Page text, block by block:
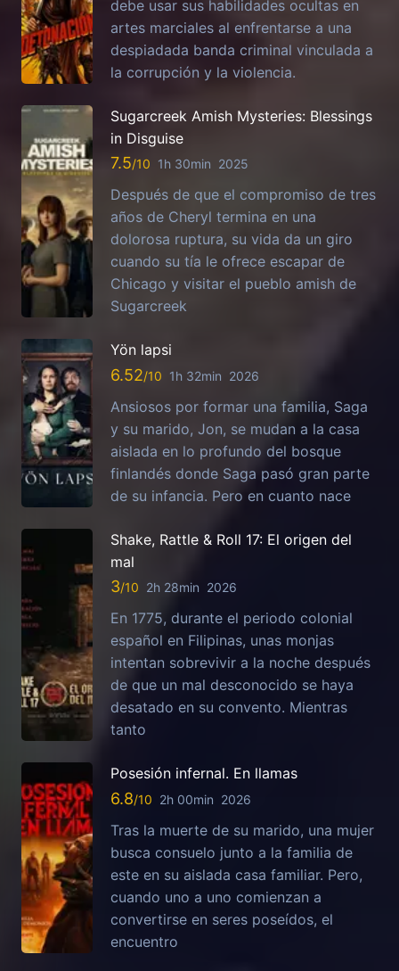
debe usar sus habilidades ocultas en
artes marciales al enfrentarse a una
despiadada banda criminal vinculada a
la corrupción y la violencia.
Sugarcreek Amish Mysteries: Blessings
in Disguise
7.5 1h 30min 2025
Después de que el compromiso de tres
años de Cheryl termina en una
dolorosa ruptura, su vida da un giro
cuando su tía le ofrece escapar de
Chicago y visitar el pueblo amish de
Sugarcreek
Yön lapsi
6.52 1h 32min 2026
Ansiosos por formar una familia, Saga
y su marido, Jon, se mudan a la casa
aislada en lo profundo del bosque
finlandés donde Saga pasó gran parte
de su infancia. Pero en cuanto nace
Shake, Rattle & Roll 17: El origen del
mal
3 2h 28min 2026
En 1775, durante el periodo colonial
español en Filipinas, unas monjas
intentan sobrevivir a la noche después
de que un mal desconocido se haya
desatado en su convento. Mientras
tanto
Posesión infernal. En llamas
6.8 2h 00min 2026
Tras la muerte de su marido, una mujer
busca consuelo junto a la familia de
este en su aislada casa familiar. Pero,
cuando uno a uno comienzan a
convertirse en seres poseídos, el
encuentro